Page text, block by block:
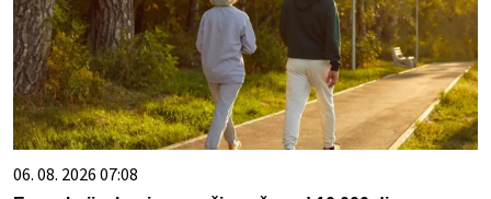
06. 08. 2026 07:08